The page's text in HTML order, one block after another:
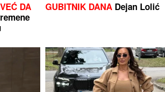
DA
GUBITNIK DANADejan Lolić